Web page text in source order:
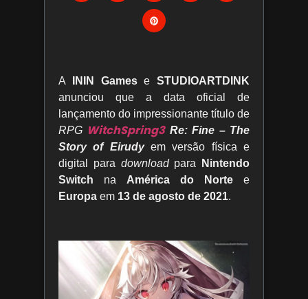
A ININ Gamese STUDIOARTDINK
anunciou que a data oficial de
lançamento do impressionante título de
RPG WitchSpring3 Re: Fine – The
Story of Eirudyem versão física e
digital para downloadpara
Nintendo
Switch na América do Norte e
Europa em 13 de agosto de 2021.